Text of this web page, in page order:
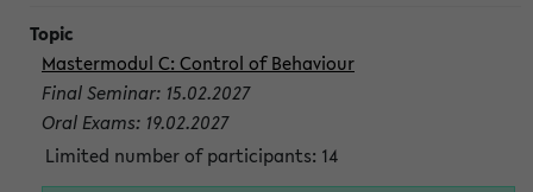
Mastermodul C: Control of Behaviour
Final Seminar: 15.02.2027
Oral Exams: 19.02.2027
Limited number of participants: 14